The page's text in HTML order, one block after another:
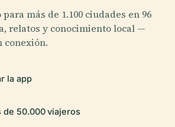
más de 1.100 ciudades en 96
relatos y conocimiento local —
conexión.
la app
de 50.000 viajeros